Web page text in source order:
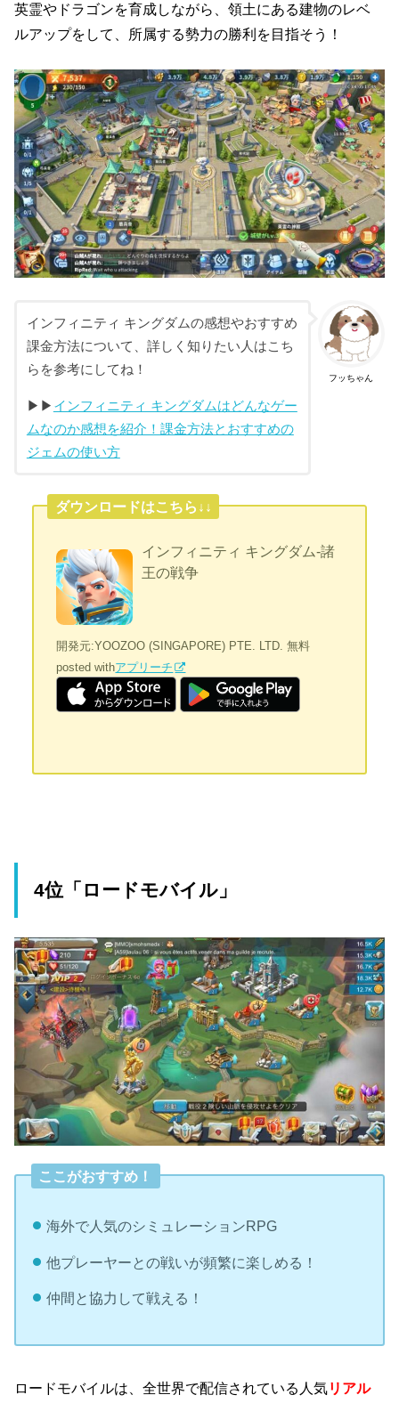
英霊やドラゴンを育成しながら、領土にある建物のレベ
ルアップをして、所属する勢力の勝利を目指そう！
フッちゃん
インフィニティ キングダムの感想やおすすめ
課金方法について、詳しく知りたい人はこち
らを参考にしてね！
▶︎▶︎ インフィニティ キングダムはどんなゲー
ムなのか感想を紹介！課金方法とおすすめの
ジェムの使い方
ダウンロードはこちら↓↓
インフィニティ キングダム-諸
王の戦争
開発元:YOOZOO (SINGAPORE) PTE. LTD. 無料
posted withアプリーチ
4位「ロードモバイル」
ここがおすすめ！
海外で人気のシミュレーションRPG
他プレーヤーとの戦いが頻繁に楽しめる！
仲間と協力して戦える！
ロードモバイルは、全世界で配信されている人気リアル